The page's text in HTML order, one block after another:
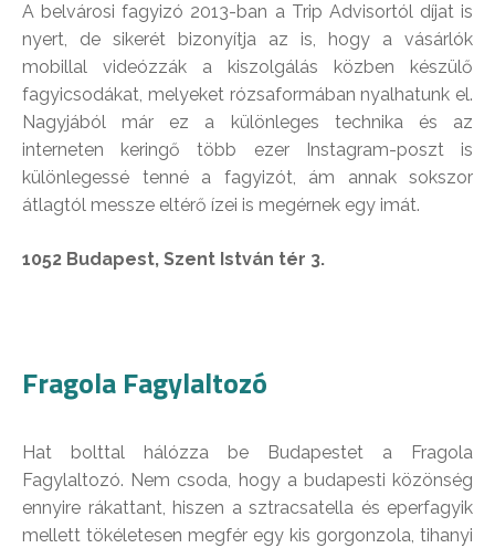
A belvárosi fagyizó 2013-ban a Trip Advisortól díjat is
nyert, de sikerét bizonyítja az is, hogy a vásárlók
mobillal videózzák a kiszolgálás közben készülő
fagyicsodákat, melyeket rózsaformában nyalhatunk el.
Nagyjából már ez a különleges technika és az
interneten keringő több ezer Instagram-poszt is
különlegessé tenné a fagyizót, ám annak sokszor
átlagtól messze eltérő ízei is megérnek egy imát.
1052 Budapest, Szent István tér 3.
Fragola Fagylaltozó
Hat bolttal hálózza be Budapestet a Fragola
Fagylaltozó. Nem csoda, hogy a budapesti közönség
ennyire rákattant, hiszen a sztracsatella és eperfagyik
mellett tökéletesen megfér egy kis gorgonzola, tihanyi